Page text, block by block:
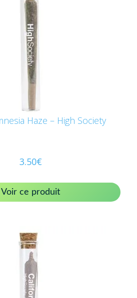
Haze – High Society
3.50€
Voir ce produit